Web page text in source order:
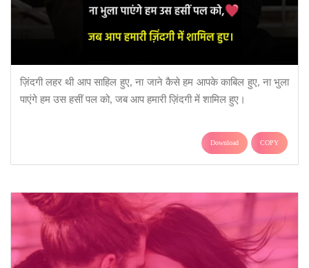
ज़िंदगी लहर थी आप साहिल हुए, ना जाने कैसे हम आपके काबिल हुए, ना भुला
पाएंगे हम उस हसीं पल को, जब आप हमारी ज़िंदगी में शामिल हुए।
Download COPY